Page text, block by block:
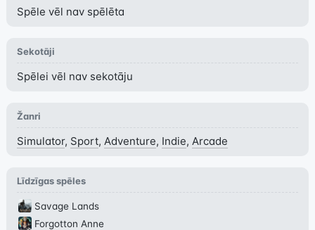
Spēle vēl nav spēlēta
Sekotāji
Spēlei vēl nav sekotāju
Žanri
Simulator, Sport, Adventure, Indie, Arcade
Līdzīgas spēles
Savage Lands
Forgotton Anne